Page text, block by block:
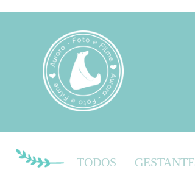
TODOS GESTANTE